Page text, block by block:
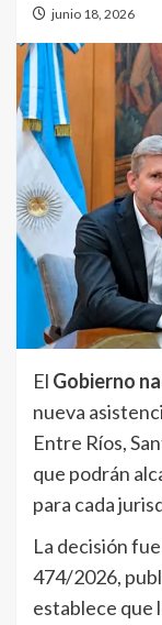
junio 18, 2026
El Gobierno
nueva
Entre Ríos,
que podrán
para cada
La decisión
474/2026,
establece que